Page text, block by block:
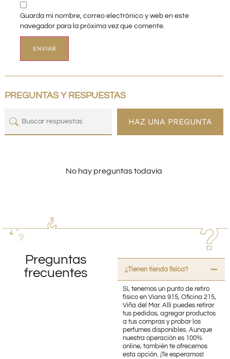
Guarda mi nombre, correo electrónico y web en este
navegador para la próxima vez que comente.
PREGUNTAS Y RESPUESTAS
HAZ UNA PREGUNTA
No hay preguntas todavía
Preguntas
frecuentes
¿Tienen tienda fisica?
Sí, tenemos un punto de retiro
físico en Viana 915, Oficina 215,
Viña del Mar. Allí puedes retirar
tus pedidos, agregar productos
a tus compras y probar los
perfumes disponibles. Aunque
nuestra operación es 100%
online, también te ofrecemos
esta opción. ¡Te esperamos!